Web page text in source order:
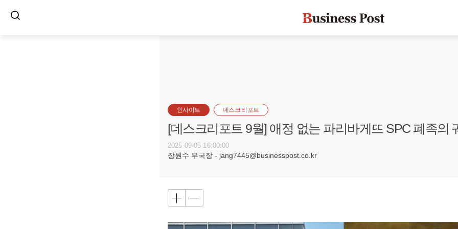
인사이트 데스크 리포트
[데스크리포트 9월] 애정 없는 파리바게뜨 SPC 폐족의
2025-09-05 16:00:00
장원수 부국장 - jang7445@businesspost.co.kr